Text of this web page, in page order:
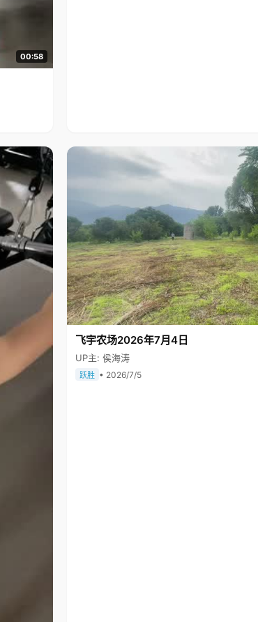
00:58
飞宇农场2026年7月4日
UP主: 侯海涛
跃胜 • 2026/7/5